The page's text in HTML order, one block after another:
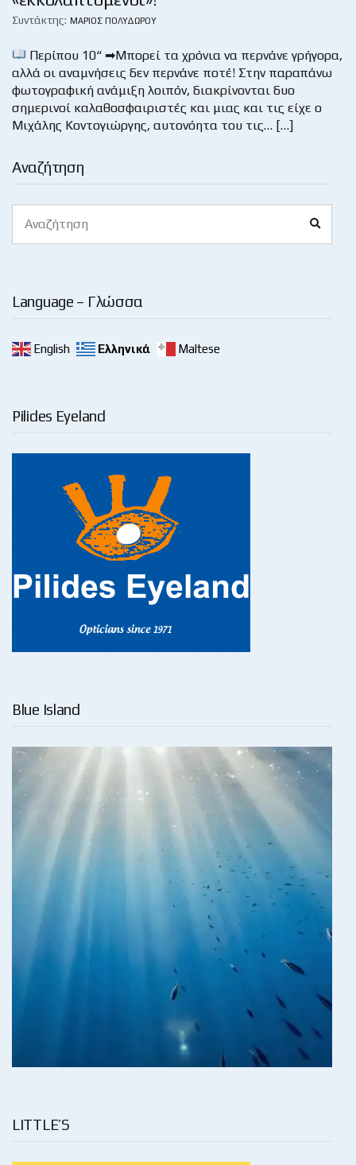
Αναζήτηση
for:
Language – Γλώσσα
English Ελληνικά Maltese
Pilides Eyeland
Blue Island
LITTLE’S
Συντάκτης: ΜΆΡΙΟΣ ΠΟΛΥΔΏΡΟΥ
Περίπου 10“ ➡Μπορεί τα χρόνια να περνάνε γρήγορα,
αλλά οι αναμνήσεις δεν περνάνε ποτέ! Στην παραπάνω
φωτογραφική ανάμιξη λοιπόν, διακρίνονται δυο
σημερινοί καλαθοσφαιριστές και μιας και τις είχε ο
Μιχάλης Κοντογιώργης, αυτονόητα του τις… […]